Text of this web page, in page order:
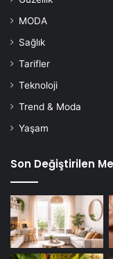
hindistancevizi
MODA
Sağlık
Tarifler
Teknoloji
Trend & Moda
Yaşam
Son Değiştirilen